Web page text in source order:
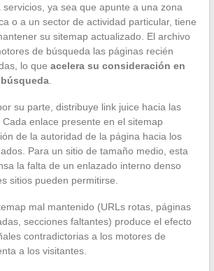
servicios, ya sea que apunte a una zona
o a un sector de actividad particular, tiene
su sitemap actualizado. El archivo
de búsqueda las páginas recién
lo que acelera su consideración en
.
su parte, distribuye link juice hacia las
enlace presente en el sitemap
de la autoridad de la página hacia los
Para un sitio de tamaño medio, esta
la falta de un enlazado interno denso
sitios pueden permitirse.
mal mantenido (URLs rotas, páginas
secciones faltantes) produce el efecto
contradictorias a los motores de
a los visitantes.